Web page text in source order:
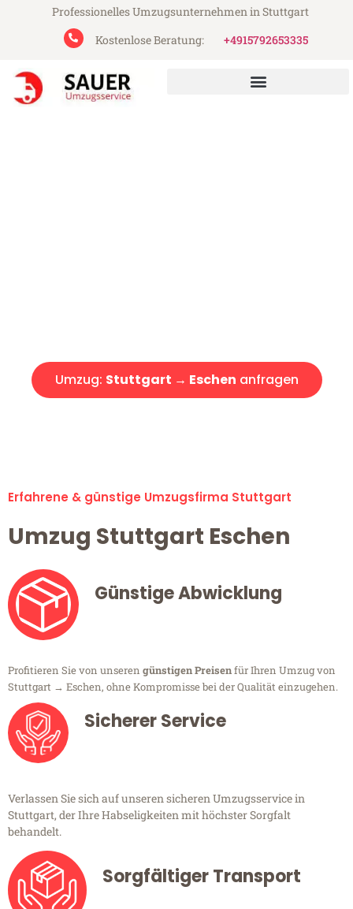
Professionelles Umzugsunternehmen in Stuttgart
Kostenlose Beratung:
+4915792653335
Umzug: Stuttgart → Eschen anfragen
Erfahrene & günstige Umzugsfirma Stuttgart
Umzug Stuttgart Eschen
Günstige Abwicklung
Profitieren Sie von unseren günstigen Preisenfür Ihren Umzug von
Stuttgart → Eschen, ohne Kompromisse bei der Qualität einzugehen.
Sicherer Service
Verlassen Sie sich auf unseren sicheren Umzugsservice in
Stuttgart, der Ihre Habseligkeiten mit höchster Sorgfalt
behandelt.
Sorgfältiger Transport